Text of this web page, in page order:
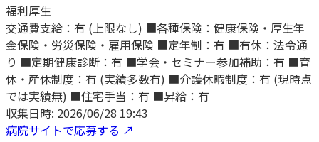
福利厚生
交通費支給：有 (上限なし) ■各種保険：健康保険・厚生年
金保険・労災保険・雇用保険 ■定年制：有 ■有休：法令通
り ■定期健康診断：有 ■学会・セミナー参加補助：有 ■育
休・産休制度：有 (実績多数有) ■介護休暇制度：有 (現時点
では実績無) ■住宅手当：有 ■昇給：有
収集日時: 2026/06/28 19:43
病院サイトで応募する ↗